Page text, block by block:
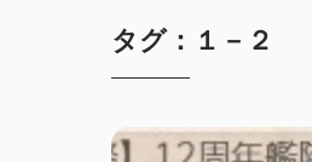
タグ：１－２